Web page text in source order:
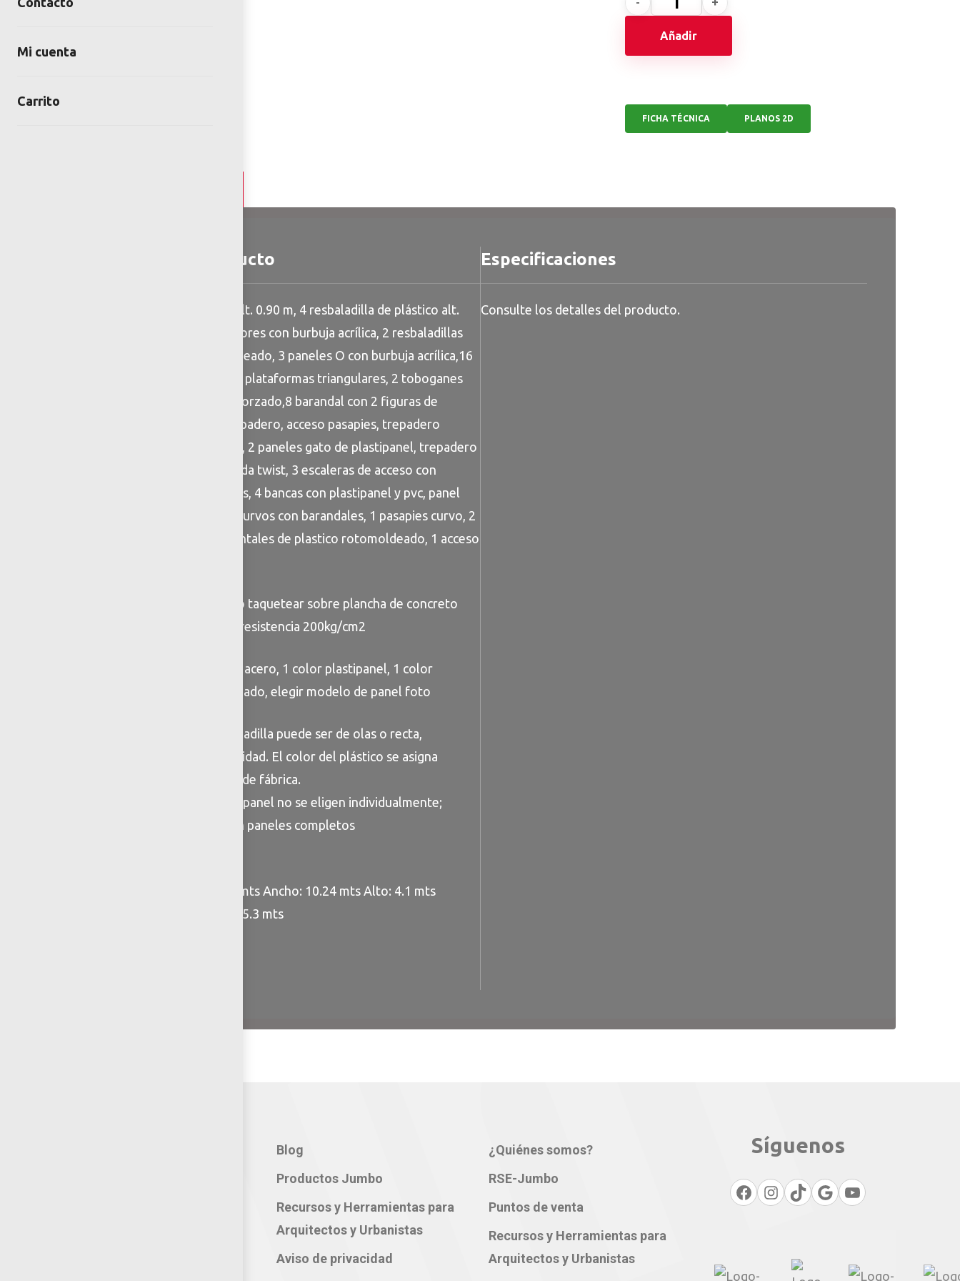
Añadir
FICHA TÉCNICA PLANOS 2D
Detalles del producto
6 resbaladilla de plastico alt. 0.90 m, 4 resbaladilla de plástico alt.
1.20m, 4 tubos comunicadores con burbuja acrílica, 2 resbaladillas
twist de plastico rotomoldeado, 3 paneles O con burbuja acrílica,16
plataformas cuadradas, 13 plataformas triangulares, 2 toboganes
de compuesto plastico reforzado,8 barandal con 2 figuras de
plastipanel, 2 barandal trepadero, acceso pasapies, trepadero
espiral, 10 barandal rectos, 2 paneles gato de plastipanel, trepadero
araña, 2 escalera para bajada twist, 3 escaleras de acceso con
barandal, 1 rapel de piedras, 4 bancas con plastipanel y pvc, panel
foto temático, 4 puentes curvos con barandales, 1 pasapies curvo, 2
banderas, 6 techos horizontales de plastico rotomoldeado, 1 acceso
Anclaje: Enterrar a 30 cm o taquetear sobre plancha de concreto
con espesor de 15cm con resistencia 200kg/cm2
Colores: a elegir 2 colores acero, 1 color plastipanel, 1 color
compuesto plastico reforzado, elegir modelo de panel foto
Observaciones: * La resbaladilla puede ser de olas o recta,
dependiendo de disponibilidad. El color del plástico se asigna
conforme a disponibilidad de fábrica.
** Los accesorios de plastipanel no se eligen individualmente;
únicamente se seleccionan paneles completos
Dimensiones: Largo: 22.1 mts Ancho: 10.24 mts Alto: 4.1 mts
Área segura: 12.60 mts x 25.3 mts
Especificaciones
Consulte los detalles del producto.
Blog
Productos Jumbo
Recursos y Herramientas para
Arquitectos y Urbanistas
Aviso de privacidad
¿Quiénes somos?
RSE-Jumbo
Puntos de venta
Recursos y Herramientas para
Arquitectos y Urbanistas
Síguenos
Facebook
Instagram
TikTok
GoogleYouTube
Mi cuenta
Carrito